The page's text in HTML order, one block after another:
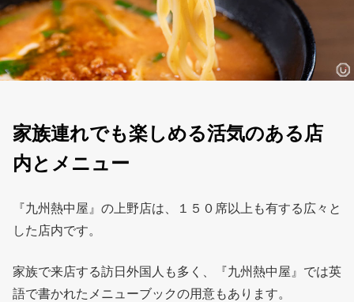
家族連れでも楽しめる活気のある店
内とメニュー
『九州熱中屋』の上野店は、１５０席以上も有する広々と
した店内です。
家族で来店する訪日外国人も多く、『九州熱中屋』では英
語で書かれたメニューブックの用意もあります。